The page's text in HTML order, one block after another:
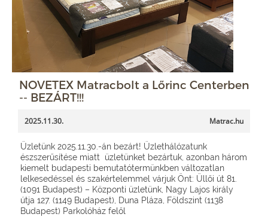
NOVETEX Matracbolt a Lőrinc Centerben
-- BEZÁRT!!!
2025.11.30. Matrac.hu
Üzletünk 2025.11.30.-án bezárt! Üzlethálózatunk
észszerűsítése miatt üzletünket bezártuk, azonban három
kiemelt budapesti bemutatótermünkben változatlan
lelkesedéssel és szakértelemmel várjuk Önt: Üllői út 81.
(1091 Budapest) – Központi üzletünk, Nagy Lajos király
útja 127. (1149 Budapest), Duna Pláza, Földszint (1138
Budapest) Parkolóház felől